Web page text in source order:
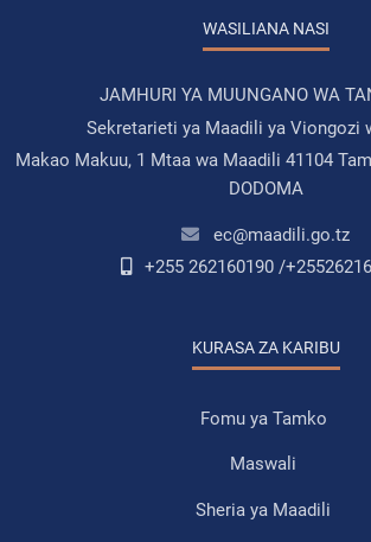
WASILIANA NASI
JAMHURI YA MUUNGANO WA
Sekretarieti ya Maadili ya Viongozi
Makao Makuu, 1 Mtaa wa Maadili 41104
DODOMA
ec@maadili.go.tz
+255 262160190 /
KURASA ZA KARIBU
Fomu ya Tamko
Maswali
Sheria ya Maadili